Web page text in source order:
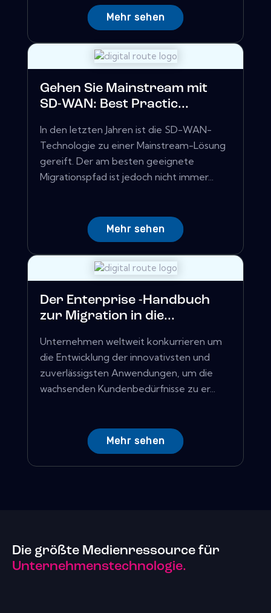
Mehr sehen
Gehen Sie Mainstream mit
SD-WAN: Best Practic...
In den letzten Jahren ist die SD-WAN-
Technologie zu einer Mainstream-Lösung
gereift. Der am besten geeignete
Migrationspfad ist jedoch nicht immer...
Mehr sehen
Der Enterprise -Handbuch
zur Migration in die...
Unternehmen weltweit konkurrieren um
die Entwicklung der innovativsten und
zuverlässigsten Anwendungen, um die
wachsenden Kundenbedürfnisse zu er...
Mehr sehen
Die größte Medienressource für
Unternehmenstechnologie.